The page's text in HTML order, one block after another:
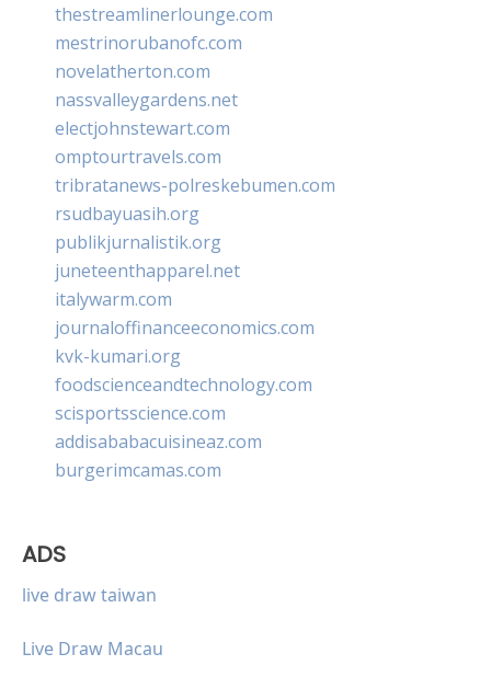
thestreamlinerlounge.com
mestrinorubanofc.com
novelatherton.com
nassvalleygardens.net
electjohnstewart.com
omptourtravels.com
tribratanews-polreskebumen.com
rsudbayuasih.org
publikjurnalistik.org
juneteenthapparel.net
italywarm.com
journaloffinanceeconomics.com
kvk-kumari.org
foodscienceandtechnology.com
scisportsscience.com
addisababacuisineaz.com
burgerimcamas.com
ADS
live draw taiwan
Live Draw Macau